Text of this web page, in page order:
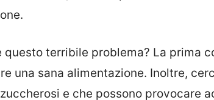
terribile problema? La prima
una sana alimentazione. Inoltre,
e che possono provocare